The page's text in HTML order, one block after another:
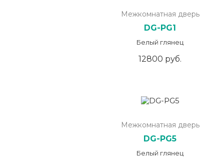
Межкомнатная дверь
DG-PG1
Белый глянец
12800 руб.
Межкомнатная дверь
DG-PG5
Белый глянец